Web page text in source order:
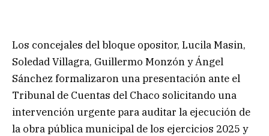
Los concejales del bloque opositor, Lucila Masin,
Soledad Villagra, Guillermo Monzón y Ángel
Sánchez formalizaron una presentación ante el
Tribunal de Cuentas del Chaco solicitando una
intervención urgente para auditar la ejecución de
la obra pública municipal de los ejercicios 2025 y